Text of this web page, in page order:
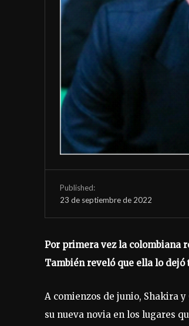
Published:
23 de septiembre de 2022
Por primera vez la colombiana
También reveló que ella lo
A comienzos de junio, Shakira
su nueva novia en los lugares